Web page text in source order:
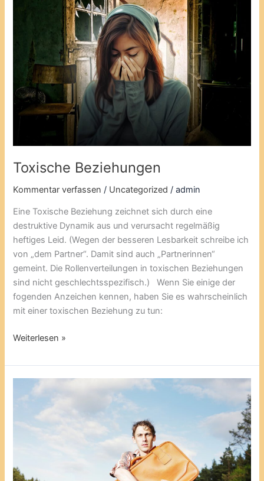
Toxische Beziehungen
Kommentar verfassen / Uncategorized /admin
Eine Toxische Beziehung zeichnet sich durch eine
destruktive Dynamik aus und verursacht regelmäßig
heftiges Leid. (Wegen der besseren Lesbarkeit schreibe ich
von „dem Partner“. Damit sind auch „Partnerinnen“
gemeint. Die Rollenverteilungen in toxischen Beziehungen
sind nicht geschlechtsspezifisch.) Wenn Sie einige der
fogenden Anzeichen kennen, haben Sie es wahrscheinlich
mit einer toxischen Beziehung zu tun:
Beziehungen
Weiterlesen »
Trennung